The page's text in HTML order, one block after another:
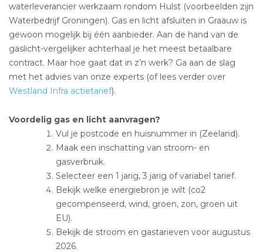
waterleverancier werkzaam rondom Hulst (voorbeelden zijn
Waterbedrijf Groningen). Gas en licht afsluiten in Graauw is
gewoon mogelijk bij één aanbieder. Aan de hand van de
gaslicht-vergelijker achterhaal je het meest betaalbare
contract. Maar hoe gaat dat in z’n werk? Ga aan de slag
met het advies van onze experts (of lees verder over
Westland Infra actietarief).
Voordelig gas en licht aanvragen?
Vul je postcode en huisnummer in (Zeeland).
Maak een inschatting van stroom- en
gasverbruik.
Selecteer een 1 jarig, 3 jarig of variabel tarief.
Bekijk welke energiebron je wilt (co2
gecompenseerd, wind, groen, zon, groen uit
EU).
Bekijk de stroom en gastarieven voor augustus
2026.